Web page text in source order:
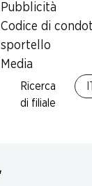
Pubblicità
Codice di
sportello
Media
Ricerca
di filiale